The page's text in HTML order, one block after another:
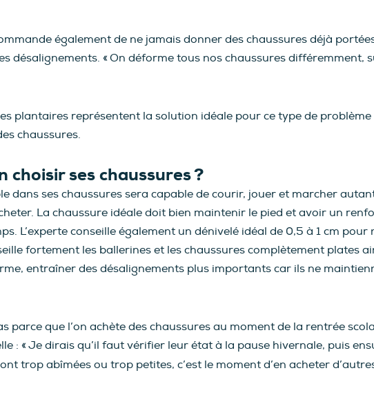
également de ne jamais donner des chaussures déjà
désalignements. « On déforme tous nos chaussures
plantaires représentent la solution idéale pour ce type de problème
chaussures.
choisir ses chaussures ?
dans ses chaussures sera capable de courir, jouer et marcher
La chaussure idéale doit bien maintenir le pied et avoir un
L’experte conseille également un dénivelé idéal de 0,5 à 1 cm
fortement les ballerines et les chaussures complètement plates
entraîner des désalignements plus importants car ils ne
parce que l’on achète des chaussures au moment de la rentrée
: « Je dirais qu’il faut vérifier leur état à la pause hivernale, puis
trop abîmées ou trop petites, c’est le moment d’en acheter